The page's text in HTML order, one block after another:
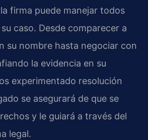
firma puede manejar todos
caso. Desde comparecer a
su nombre hasta negociar con
la evidencia en su
experimentado resolución
se asegurará de que se
y le guiará a través del
legal.